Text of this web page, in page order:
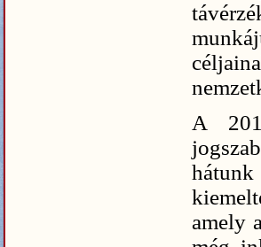
A
amely